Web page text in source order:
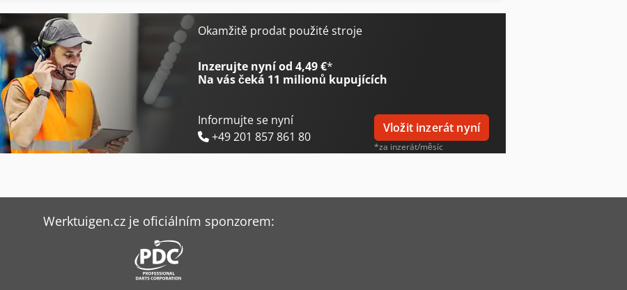
Gildemeister Ctx 200
Gildemeister Ctx 420 Linear
Kami Fkm 560 Hsa Ii-1
Kayakocvib Kvm 1000
Okamžitě prodat použité stroje
Inzerujte nyní od 4,49 €*
Na vás čeká 11 milionů kupujících
Informujte se nyní
+49 201 857 861 80
Vložit inzerát nyní
*za inzerát/měsíc
Werktuigen.cz je oficiálním sponzorem: